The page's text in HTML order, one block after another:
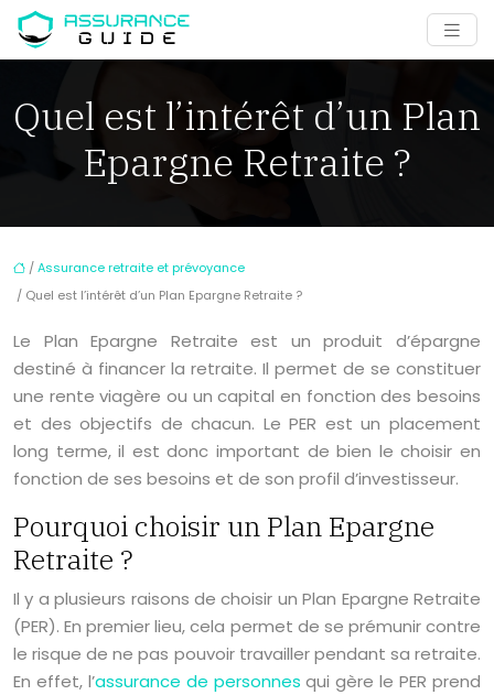
Quel est l’intérêt d’un Plan
Epargne Retraite ?
/Assurance retraite et prévoyance
/ Quel est l’intérêt d’un Plan Epargne Retraite ?
Le Plan Epargne Retraite est un produit d’épargne
destiné à financer la retraite. Il permet de se constituer
une rente viagère ou un capital en fonction des besoins
et des objectifs de chacun. Le PER est un placement
long terme, il est donc important de bien le choisir en
fonction de ses besoins et de son profil d’investisseur.
Pourquoi choisir un Plan Epargne
Retraite ?
Il y a plusieurs raisons de choisir un Plan Epargne Retraite
(PER). En premier lieu, cela permet de se prémunir contre
le risque de ne pas pouvoir travailler pendant sa retraite.
En effet, l’assurance de personnes qui gère le PER prend